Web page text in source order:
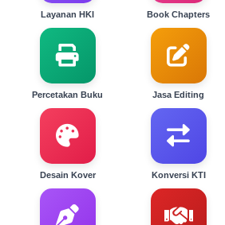
Layanan HKI Book Chapters
Percetakan Buku Jasa Editing
Desain Kover Konversi KTI